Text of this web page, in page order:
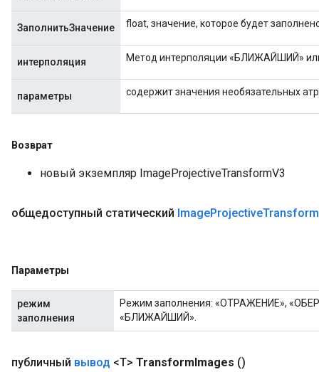
ЗаполнитьЗначение float, значение, которое будет
интерполяция Метод интерполяции «БЛИЖАЙШИЙ»
параметры содержит значения необязательных
Возврат
новый экземпляр ImageProjectiveTransformV3
общедоступный статический ImageProjectiveTransform
Параметры
режим
заполнения
Режим заполнения: «ОТРАЖЕНИЕ»,
«БЛИЖАЙШИЙ».
публичный вывод <T> TransformImages ()